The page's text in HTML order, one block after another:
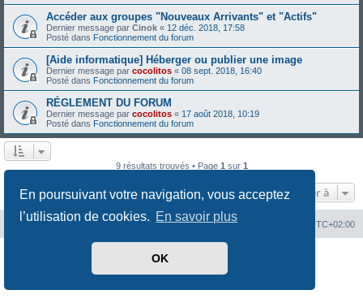
En poursuivant votre navigation, vous acceptez
l’utilisation de cookies. En savoir plus
OK
Accéder aux groupes "Nouveaux Arrivants" et "Actifs"
Dernier message par Cinok « 12 déc. 2018, 17:58
Posté dans Fonctionnement du forum
[Aide informatique] Héberger ou publier une image
Dernier message par cocolitos « 08 sept. 2018, 16:40
Posté dans Fonctionnement du forum
RÉGLEMENT DU FORUM
Dernier message par cocolitos « 17 août 2018, 10:19
Posté dans Fonctionnement du forum
9 résultats trouvés • Page 1 sur 1
Aller à
Index du forum UTC+02:00
phpBB® Forum Software © phpBB Limited